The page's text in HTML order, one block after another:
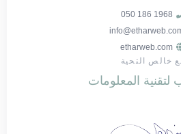
050 186 1968
خالص التحية
لتقنية المعلومات